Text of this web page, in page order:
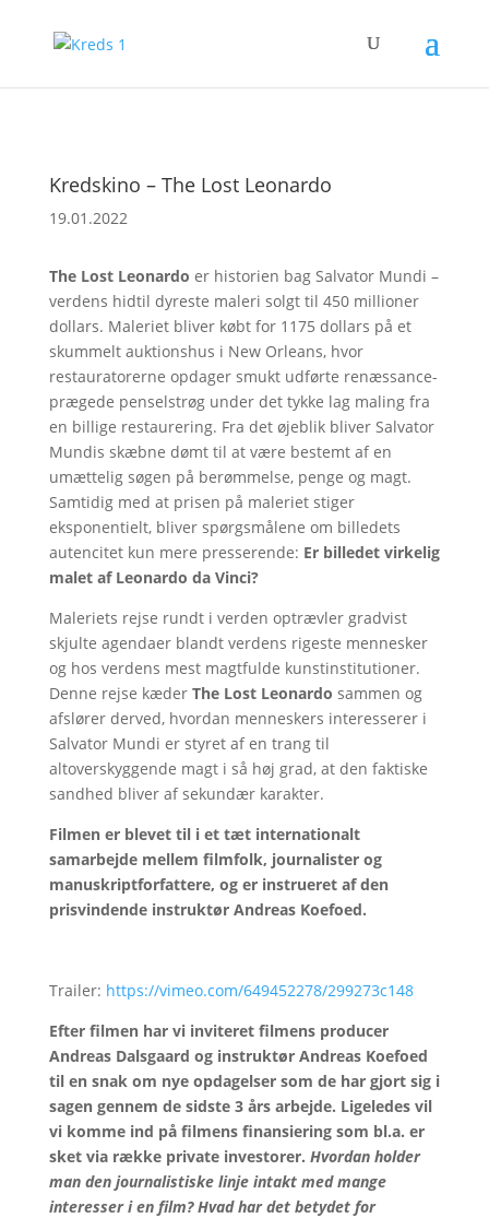
Kredskino – The Lost Leonardo
19.01.2022
The Lost Leonardo er historien bag Salvator Mundi –
verdens hidtil dyreste maleri solgt til 450 millioner
dollars. Maleriet bliver købt for 1175 dollars på et
skummelt auktionshus i New Orleans, hvor
restauratorerne opdager smukt udførte renæssance-
prægede penselstrøg under det tykke lag maling fra
en billige restaurering. Fra det øjeblik bliver Salvator
Mundis skæbne dømt til at være bestemt af en
umættelig søgen på berømmelse, penge og magt.
Samtidig med at prisen på maleriet stiger
eksponentielt, bliver spørgsmålene om billedets
autencitet kun mere presserende: Er billedet virkelig
malet af Leonardo da Vinci?
Maleriets rejse rundt i verden optrævler gradvist
skjulte agendaer blandt verdens rigeste mennesker
og hos verdens mest magtfulde kunstinstitutioner.
Denne rejse kæder The Lost Leonardo sammen og
afslører derved, hvordan menneskers interesserer i
Salvator Mundi er styret af en trang til
altoverskyggende magt i så høj grad, at den faktiske
sandhed bliver af sekundær karakter.
Filmen er blevet til i et tæt internationalt
samarbejde mellem filmfolk, journalister og
manuskriptforfattere, og er instrueret af den
prisvindende instruktør Andreas Koefoed.
Trailer: https://vimeo.com/649452278/299273c148
Efter filmen har vi inviteret filmens producer
Andreas Dalsgaard og instruktør Andreas Koefoed
til en snak om nye opdagelser som de har gjort sig i
sagen gennem de sidste 3 års arbejde. Ligeledes vil
vi komme ind på filmens finansiering som bl.a. er
sket via række private investorer. Hvordan holder
man den journalistiske linje intakt med mange
interesser i en film? Hvad har det betydet for